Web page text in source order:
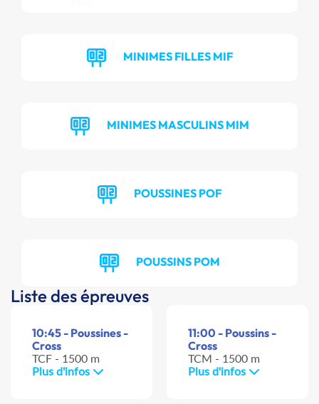
MINIMES FILLES MIF
MINIMES MASCULINS MIM
POUSSINES POF
POUSSINS POM
Liste des épreuves
10:45 - Poussines -
Cross
TCF - 1500 m
Plus d'infos
11:00 - Poussins -
Cross
TCM - 1500 m
Plus d'infos